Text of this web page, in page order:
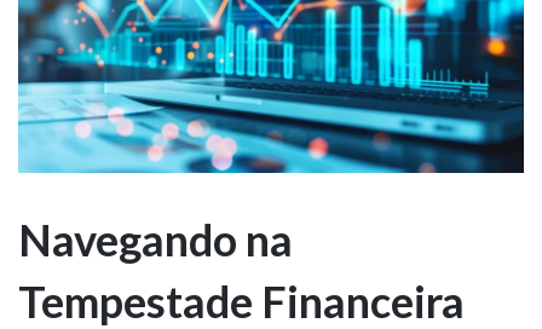
Navegando na
Tempestade Financeira